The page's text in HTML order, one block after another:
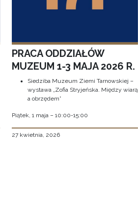
PRACA ODDZIAŁÓW
MUZEUM 1-3 MAJA 2026 R.
Siedziba Muzeum Ziemi Tarnowskiej –
wystawa „Zofia Stryjeńska. Między wiarą
a obrzędem”
Piątek, 1 maja – 10:00-15:00
27 kwietnia, 2026